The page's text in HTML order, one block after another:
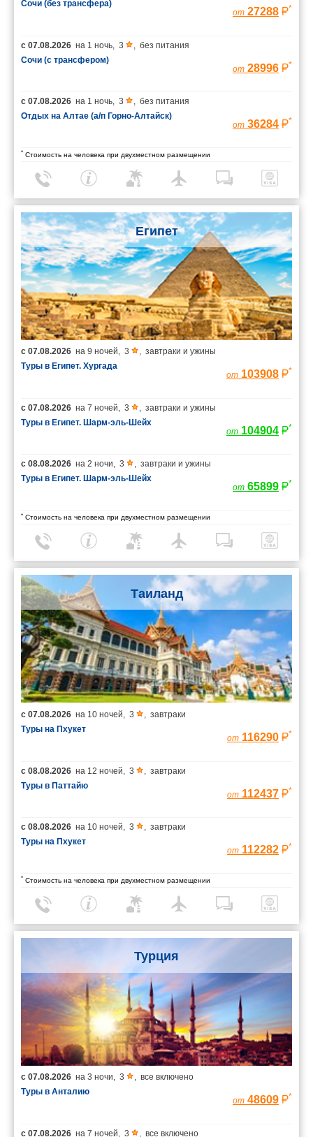
Сочи (без трансфера)
от 27288 *
с 07.08.2026 на 1 ночь, 3 , без питания
Сочи (с трансфером)
от 28996 *
с 07.08.2026 на 1 ночь, 3 , без питания
Отдых на Алтае (а/п Горно-Алтайск)
от 36284 *
* Стоимость на человека при двухместном размещении
Египет
с 07.08.2026 на 9 ночей, 3 , завтраки и ужины
Туры в Египет. Хургада
от 103908 *
с 07.08.2026 на 7 ночей, 3 , завтраки и ужины
Туры в Египет. Шарм-эль-Шейх
от 104904 *
с 08.08.2026 на 2 ночи, 3 , завтраки и ужины
Туры в Египет. Шарм-эль-Шейх
от 65899 *
* Стоимость на человека при двухместном размещении
Таиланд
с 07.08.2026 на 10 ночей 3
завтраки
Туры на Пхукет
от 116290 *
с 08.08.2026 на 12 ночей 3
завтраки
Туры в Паттайю
от 112437 *
с 08.08.2026 на 10 ночей 3
завтраки
Туры на Пхукет
от 112282 *
* Стоимость на человека при двухместном размещении
Турция
с 07.08.2026 на 3 ночи, 3 , все включено
Туры в Анталию
от 48609 *
с 07.08.2026 на 7 ночей, 3 , все включено